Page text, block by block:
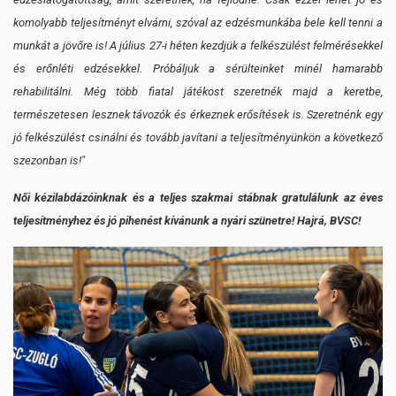
komolyabb teljesítményt elvárni, szóval az edzésmunkába bele kell tenni a
munkát a jövőre is! A július 27-i héten kezdjük a felkészülést felmérésekkel
és erőnléti edzésekkel. Próbáljuk a sérülteinket minél hamarabb
rehabilitálni. Még több fiatal játékost szeretnék majd a keretbe,
természetesen lesznek távozók és érkeznek erősítések is. Szeretnénk egy
jó felkészülést csinálni és tovább javítani a teljesítményünkön a következő
szezonban is!"
Női kézilabdázóinknak és a teljes szakmai stábnak gratulálunk az éves
teljesítményhez és jó pihenést kívánunk a nyári szünetre! Hajrá, BVSC!